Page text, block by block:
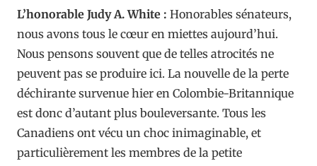
L’honorable Judy A. White : Honorables sénateurs,
nous avons tous le cœur en miettes aujourd’hui.
Nous pensons souvent que de telles atrocités ne
peuvent pas se produire ici. La nouvelle de la perte
déchirante survenue hier en Colombie-Britannique
est donc d’autant plus bouleversante. Tous les
Canadiens ont vécu un choc inimaginable, et
particulièrement les membres de la petite